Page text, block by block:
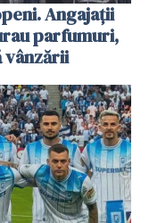
Angajații
parfumuri,
vânzării